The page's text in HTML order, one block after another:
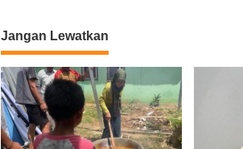
p
o
s
Jangan Lewatkan